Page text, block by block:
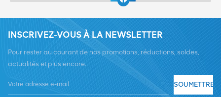
INSCRIVEZ-VOUS À LA NEWSLETTER
Pour rester au courant de nos promotions, réductions, soldes,
actualités et plus encore.
SOUMETTRE
Tél :+8619376997331